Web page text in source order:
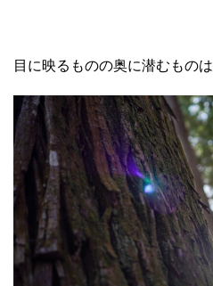
目に映るものの奥に潜むものは